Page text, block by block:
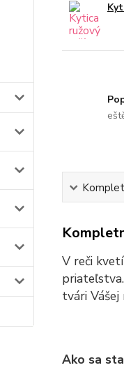
V reči
tvári Vášej
Ako sa